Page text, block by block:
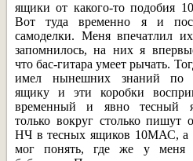
ящики от какого-то подобия
Вот туда временно я и
самоделки. Меня впечатлил
запомнилось, на них я
что бас-гитара умеет рычать.
имел нынешних знаний по
ящику и эти коробки
временный и явно тесный
только вокруг столько пишут
НЧ в тесных ящиков 10МАС, а
мог понять, где же у меня